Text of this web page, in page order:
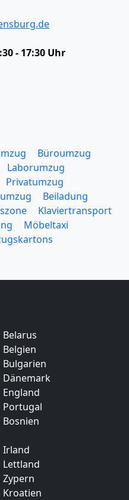
- 17:30 Uhr
Büroumzug
Laborumzug
Privatumzug
Beiladung
Klaviertransport
Möbeltaxi
Bulgarien
Dänemark
Portugal
Irland
Lettland
Kroatien